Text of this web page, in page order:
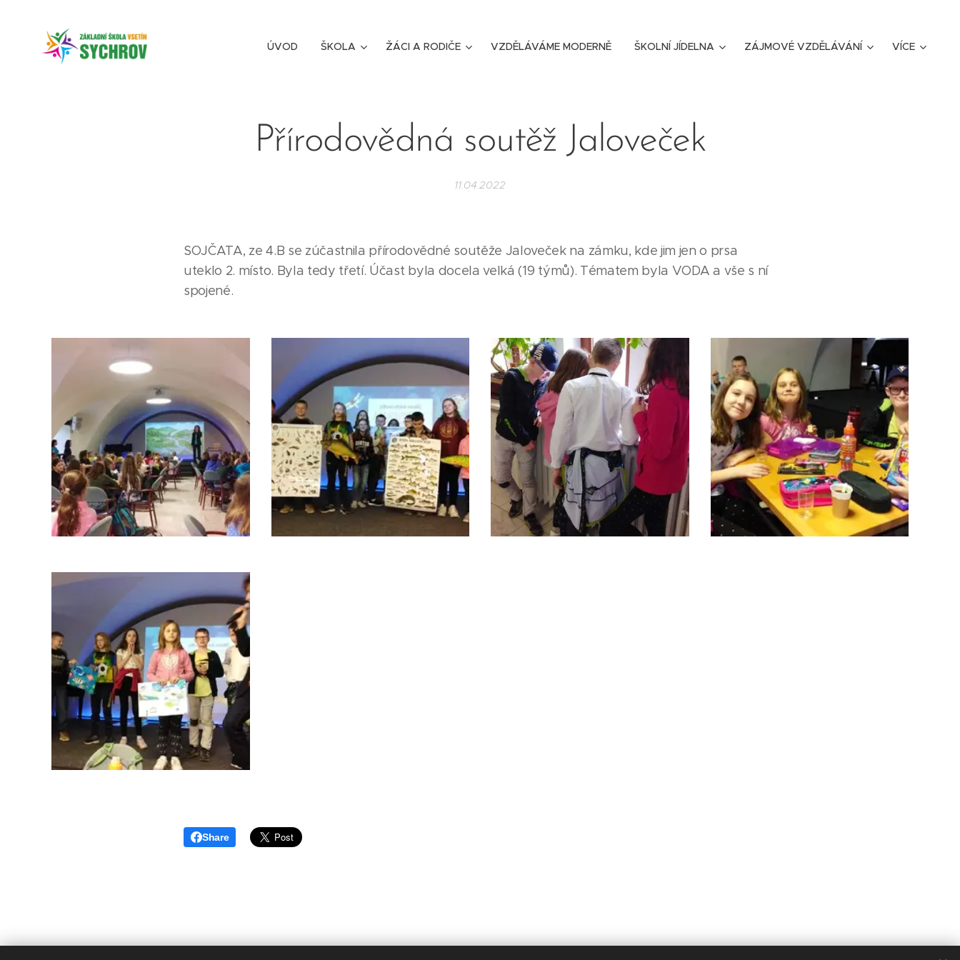
ÚVOD ŠKOLA ŽÁCI A RODIČE VZDĚLÁVÁME MODERNĚ ŠKOLNÍ JÍDELNA ZÁJMOVÉ VZDĚLÁVÁNÍ VÍCE
Přírodovědná soutěž Jaloveček
11.04.2022
SOJČATA, ze 4.B se zúčastnila přírodovědné soutěže Jaloveček na zámku, kde jim jen o prsa
uteklo 2. místo. Byla tedy třetí. Účast byla docela velká (19 týmů). Tématem byla VODA a vše s ní
spojené.
Share